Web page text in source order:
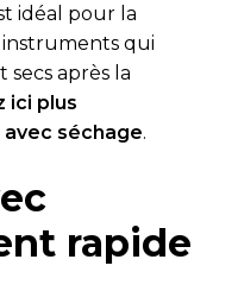
idéal pour la
qui
après la
ici plus
séchage.
rapide